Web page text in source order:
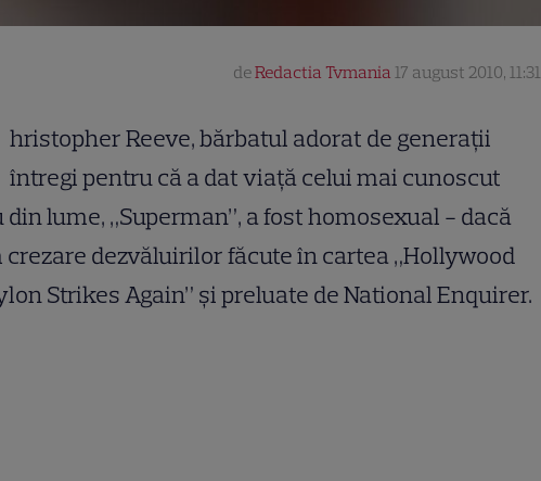
deRedactia Tvmania 17 august 2010, 11:31
hristopher Reeve, bărbatul adorat de generaţii
întregi pentru că a dat viaţă celui mai cunoscut
din lume, „Superman”, a fost homosexual - dacă
crezare dezvăluirilor făcute în cartea „Hollywood
Strikes Again” şi preluate de National Enquirer.